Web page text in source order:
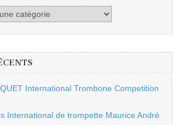
International Trombone Competition
International de trompette Maurice André